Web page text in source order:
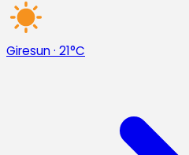
Giresun· 21°C